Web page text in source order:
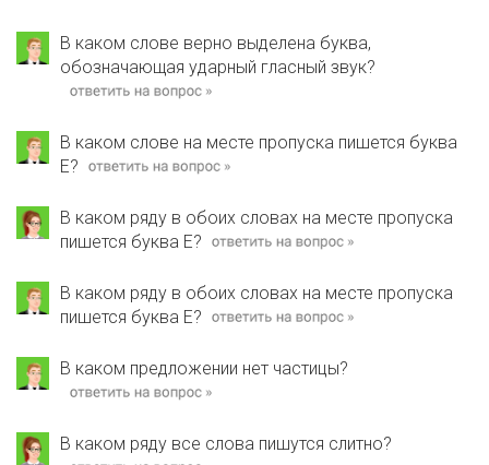
В каком слове верно выделена буква,
обозначающая ударный гласный звук?
В каком слове на месте пропуска пишется буква
Е?
В каком ряду в обоих словах на месте пропуска
пишется буква Е?
В каком ряду в обоих словах на месте пропуска
пишется буква Е?
В каком предложении нет частицы?
В каком ряду все слова пишутся слитно?